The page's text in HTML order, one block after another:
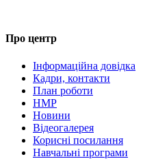
Про центр
Інформаційна довідка
Кадри, контакти
План роботи
НМР
Новини
Відеогалерея
Корисні посилання
Навчальні програми